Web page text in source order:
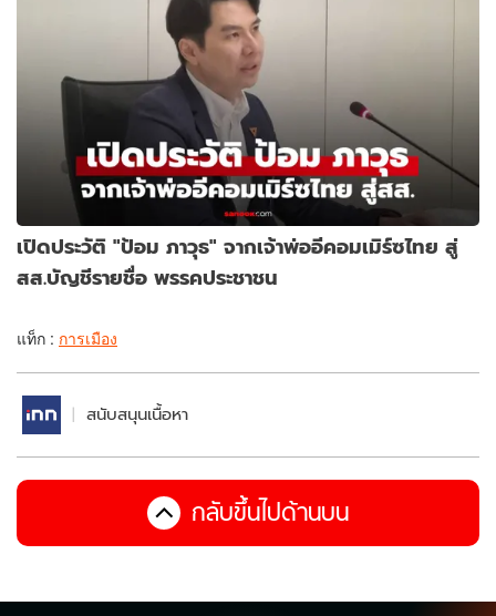
เปิดประวัติ "ป้อม ภาวุธ" จากเจ้าพ่ออีคอมเมิร์ซไทย สู่
สส.บัญชีรายชื่อ พรรคประชาชน
แท็ก : การเมือง
สนับสนุนเนื้อหา
กลับขึ้นไปด้านบน